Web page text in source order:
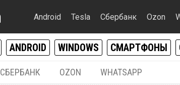
Android Tesla Сбербанк Ozon
ANDROID WINDOWS СМАРТФОНЫ
СБЕРБАНК OZON WHATSAPP